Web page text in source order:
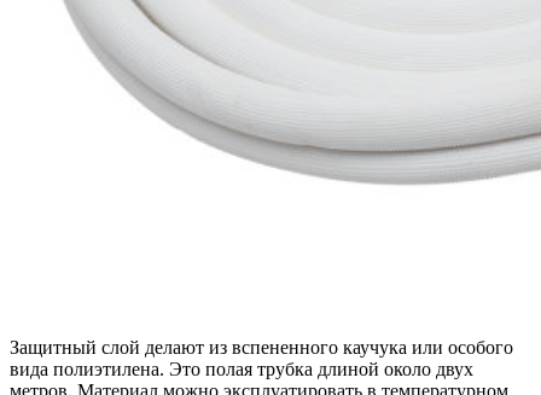
Защитный слой делают из вспененного каучука или особого
вида полиэтилена. Это полая трубка длиной около двух
метров. Материал можно эксплуатировать в температурном